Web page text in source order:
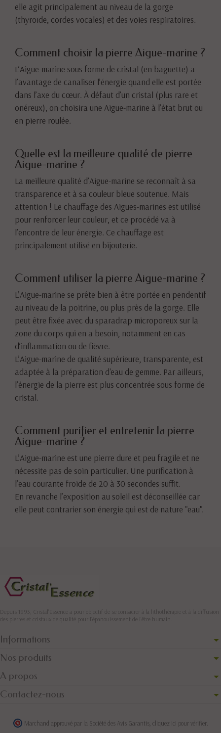
elle agit principalement au niveau de la gorge
(thyroïde, cordes vocales) et des voies respiratoires.
Comment choisir la pierre Aigue-marine ?
L’Aigue-marine sous forme de cristal (en baguette) a
l’avantage de canaliser l’énergie quand elle est portée
dans l’axe du cœur. À défaut d’un cristal (plus rare et
onéreux), on choisira une Aigue-marine à l’état brut ou
en pierre roulée.
Quelle est la meilleure qualité de pierre
Aigue-marine ?
La meilleure qualité d’Aigue-marine se reconnaît à sa
transparence et à sa couleur bleue soutenue. Mais
attention ! Le chauffage des Aigues-marines est utilisé
pour renforcer leur couleur, et ce procédé va à
l’encontre de leur énergie. Ce chauffage est
principalement utilisé en bijouterie.
Comment utiliser la pierre Aigue-marine ?
L’Aigue-marine se prête bien à être portée en pendentif
au niveau de la poitrine, ou plus près de la gorge. Elle
peut être fixée avec du sparadrap microporeux sur la
zone du corps qui en a besoin, notamment en cas
d’inflammation ou de fièvre.
L’Aigue-marine de qualité supérieure, transparente, est
adaptée à la préparation d'eau de gemme. Par ailleurs,
l’énergie de la pierre est plus concentrée sous forme de
cristal.
Comment purifier et entretenir la pierre
Aigue-marine ?
L’Aigue-marine est une pierre dure et peu fragile et ne
nécessite pas de soin particulier. Une purification à
l’eau courante froide de 20 à 30 secondes suffit.
En revanche l’exposition au soleil est déconseillée car
elle peut contrarier son énergie qui est de nature "eau".
Depuis 1993, Cristal'Essence a pour objectif de se consacrer à la lithothérapie et à la diffusion
des pierres et cristaux de qualité pour l’épanouissement de l’être humain.
Informations
Nos produits
A propos
Contactez-nous
Marchand approuvé par la Société des Avis Garantis, cliquez ici pour vérifier